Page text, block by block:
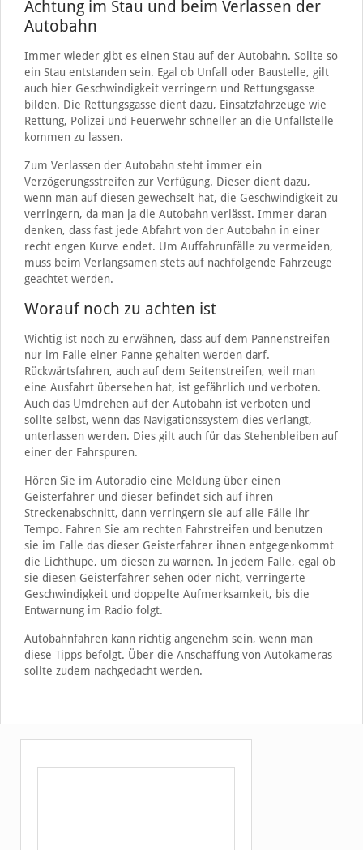
Achtung im Stau und beim Verlassen der
Autobahn
Immer wieder gibt es einen Stau auf der Autobahn. Sollte so
ein Stau entstanden sein. Egal ob Unfall oder Baustelle, gilt
auch hier Geschwindigkeit verringern und Rettungsgasse
bilden. Die Rettungsgasse dient dazu, Einsatzfahrzeuge wie
Rettung, Polizei und Feuerwehr schneller an die Unfallstelle
kommen zu lassen.
Zum Verlassen der Autobahn steht immer ein
Verzögerungsstreifen zur Verfügung. Dieser dient dazu,
wenn man auf diesen gewechselt hat, die Geschwindigkeit zu
verringern, da man ja die Autobahn verlässt. Immer daran
denken, dass fast jede Abfahrt von der Autobahn in einer
recht engen Kurve endet. Um Auffahrunfälle zu vermeiden,
muss beim Verlangsamen stets auf nachfolgende Fahrzeuge
geachtet werden.
Worauf noch zu achten ist
Wichtig ist noch zu erwähnen, dass auf dem Pannenstreifen
nur im Falle einer Panne gehalten werden darf.
Rückwärtsfahren, auch auf dem Seitenstreifen, weil man
eine Ausfahrt übersehen hat, ist gefährlich und verboten.
Auch das Umdrehen auf der Autobahn ist verboten und
sollte selbst, wenn das Navigationssystem dies verlangt,
unterlassen werden. Dies gilt auch für das Stehenbleiben auf
einer der Fahrspuren.
Hören Sie im Autoradio eine Meldung über einen
Geisterfahrer und dieser befindet sich auf ihren
Streckenabschnitt, dann verringern sie auf alle Fälle ihr
Tempo. Fahren Sie am rechten Fahrstreifen und benutzen
sie im Falle das dieser Geisterfahrer ihnen entgegenkommt
die Lichthupe, um diesen zu warnen. In jedem Falle, egal ob
sie diesen Geisterfahrer sehen oder nicht, verringerte
Geschwindigkeit und doppelte Aufmerksamkeit, bis die
Entwarnung im Radio folgt.
Autobahnfahren kann richtig angenehm sein, wenn man
diese Tipps befolgt. Über die Anschaffung von Autokameras
sollte zudem nachgedacht werden.